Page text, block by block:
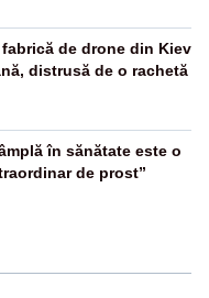
de drone din Kiev
distrusă de o rachetă
în sănătate este o
de prost”